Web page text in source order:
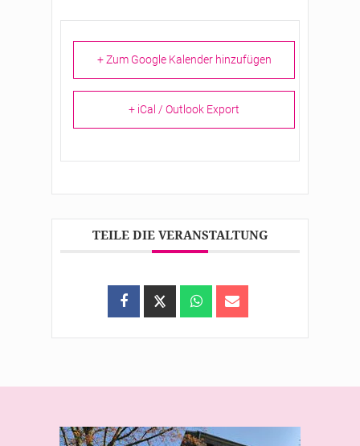
+ Zum Google Kalender hinzufügen
+ iCal / Outlook Export
TEILE DIE VERANSTALTUNG